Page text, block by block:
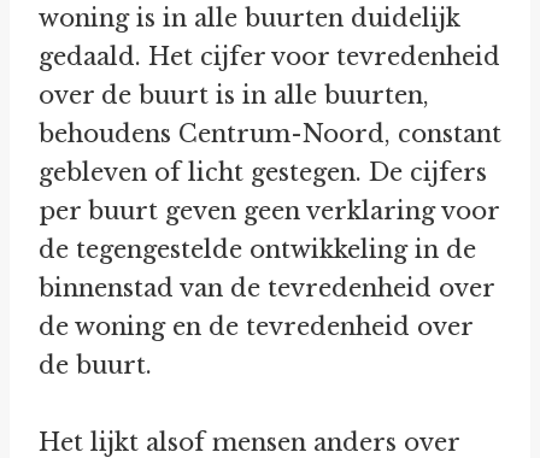
woning is in alle buurten duidelijk
gedaald. Het cijfer voor tevredenheid
over de buurt is in alle buurten,
behoudens Centrum-Noord, constant
gebleven of licht gestegen. De cijfers
per buurt geven geen verklaring voor
de tegengestelde ontwikkeling in de
binnenstad van de tevredenheid over
de woning en de tevredenheid over
de buurt.
Het lijkt alsof mensen anders over